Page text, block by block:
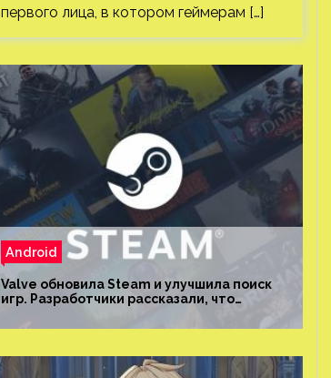
первого лица, в котором геймерам […]
Android
Valve обновила Steam и улучшила поиск
игр. Разработчики рассказали, что